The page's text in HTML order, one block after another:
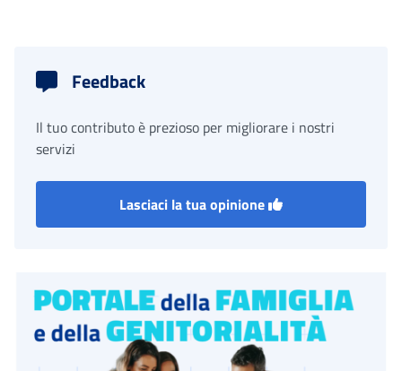
Feedback
Il tuo contributo è prezioso per migliorare i nostri
servizi
Lasciaci la tua opinione